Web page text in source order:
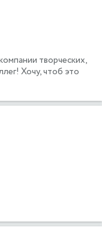
творческих,
Хочу, чтоб это